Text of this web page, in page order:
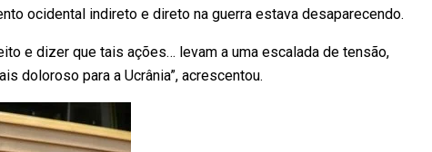
ocidental indireto e direto na guerra estava desaparecendo.
e dizer que tais ações… levam a uma escalada de tensão,
doloroso para a Ucrânia”, acrescentou.